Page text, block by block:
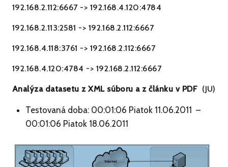
192.168.2.112:6667 -> 192.168.4.120:4784
192.168.2.113:2581 -> 192.168.2.112:6667
192.168.4.118:3761 -> 192.168.2.112:6667
192.168.4.120:4784 -> 192.168.2.112:6667
Analýza datasetu z XML súboru a z článku v PDF (JU)
Testovaná doba: 00:01:06 Piatok 11.06.2011 –
00:01:06 Piatok 18.06.2011